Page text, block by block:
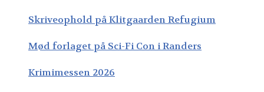
Skriveophold på Klitgaarden Refugium
Mød forlaget på Sci-Fi Con i Randers
Krimimessen 2026